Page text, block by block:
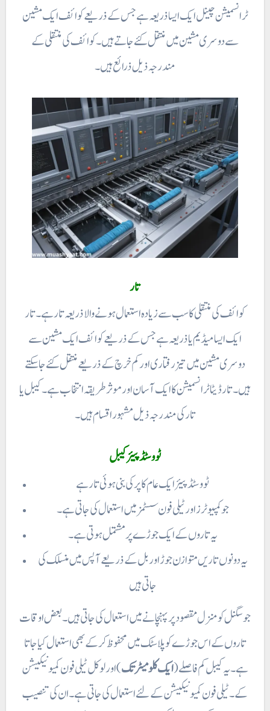
ٹرانسمیشن چینل ایک ایسا ذریعہ ہے جس کے ذریعے کوائف ایک مشین
سے دوسری مشین میں منتقل کئے جاتے ہیں۔ کوائف کی منتقلی کے
مندرجہ ذیل ذرائع ہیں۔
تار
کوائف کی منتقلی کا سب سے زیادہ استعمال ہونے والا ذریعہ تا ر ہے۔ تار
ایک ایسا میڈیم یا ذریعہ ہے جس کے ذریعے کوائف ایک مشین سے
دوسری مشین میں تیز رفتاری اور کم خرچ کے ذریعے منتقل کئے جاسکتے
ہیں۔ تار ڈیٹا ٹرانسمیشن کا ایک آسان اور موثر طریقہ انتخاب ہے ۔ کیبل یا
تار کی مندرجہ ذیل مشہور اقسام ہیں ۔
ٹووسٹڈ پیئر کیبل
ٹووسٹڈ پیئر ایک عام کا پر کی بنی ہوئی تار ہے
جو کمپیوٹرز اور ٹیلی فون سسٹمز میں استعمال کی جاتی ہے۔
یہ تاروں کے ایک جوڑے پر مشتمل ہوتی ہے۔
یہ دونوں تاریں متوازن جوڑ اور بل کے ذریعے آپس میں منسلک کی
جاتی ہیں
جو سگنل کو منزل مقصود پر پہنچانے میں استعمال کی جاتی ہیں ۔ بعض اوقات
تاروں کے اس جوڑے کو پلاسٹک میں محفوظ کر کے بھی استعمال کیا جاتا
ہے۔ یہ کیبل کم فاصلے (ایک کلومیٹر تک) اور لوکل ٹیلی فون کمیونیکیشن
کے ۔ ٹیلی فون کمیونیکیشن کے لئے استعمال کی جاتی ہے۔ ان کی تنصیب